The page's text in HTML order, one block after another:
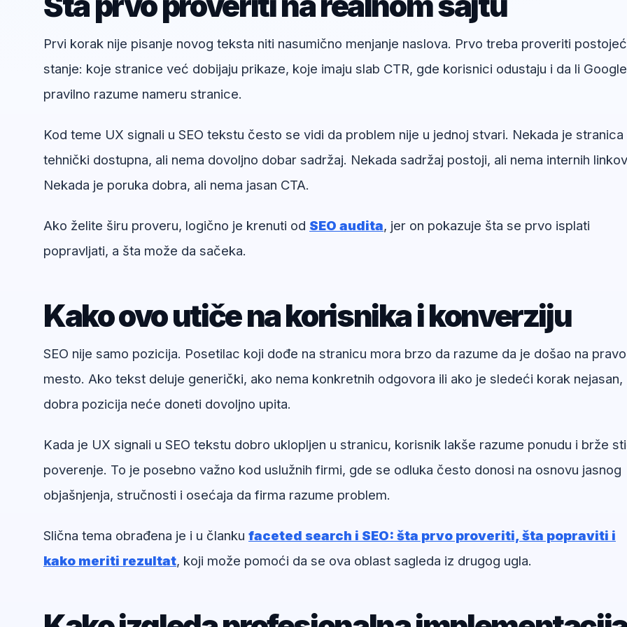
Prvi korak nije pisanje novog teksta niti nasumično menjanje naslova. Prvo treba proveriti
stanje: koje stranice već dobijaju prikaze, koje imaju slab CTR, gde korisnici odustaju i da li Google
pravilno razume nameru stranice.
Kod teme UX signali u SEO tekstu često se vidi da problem nije u jednoj stvari. Nekada je stranica
tehnički dostupna, ali nema dovoljno dobar sadržaj. Nekada sadržaj postoji, ali nema internih
Nekada je poruka dobra, ali nema jasan CTA.
Ako želite širu proveru, logično je krenuti od SEO audita, jer on pokazuje šta se prvo isplati
popravljati, a šta može da sačeka.
Kako ovo utiče na korisnika i konverziju
SEO nije samo pozicija. Posetilac koji dođe na stranicu mora brzo da razume da je došao na pravo
mesto. Ako tekst deluje generički, ako nema konkretnih odgovora ili ako je sledeći korak nejasan,
dobra pozicija neće doneti dovoljno upita.
Kada je UX signali u SEO tekstu dobro uklopljen u stranicu, korisnik lakše razume ponudu i brže
poverenje. To je posebno važno kod uslužnih firmi, gde se odluka često donosi na osnovu jasnog
objašnjenja, stručnosti i osećaja da firma razume problem.
Slična tema obrađena je i u članku faceted search i SEO: šta prvo proveriti, šta popraviti i
kako meriti rezultat, koji može pomoći da se ova oblast sagleda iz drugog ugla.